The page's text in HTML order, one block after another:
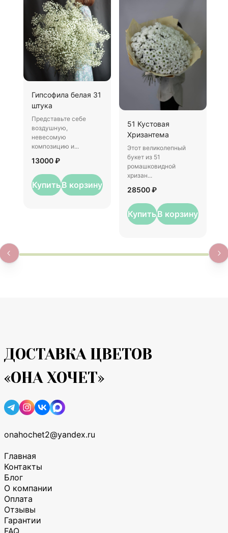
Гипсофила белая 31
штука
Представьте себе
воздушную,
невесомую
композицию и...
13000 ₽
КупитьВ корзину
51 Кустовая
Хризантема
Этот великолепный
букет из 51
ромашковидной
хризан...
28500 ₽
КупитьВ корзину
ДОСТАВКА ЦВЕТОВ
«ОНА ХОЧЕТ»
onahochet2@yandex.ru
Главная
Контакты
Блог
О компании
Оплата
Отзывы
Гарантии